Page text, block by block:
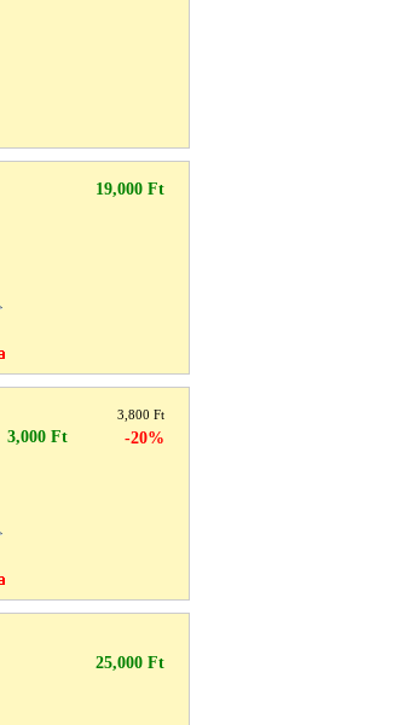
19,000 Ft
3,800 Ft
-20%
3,000 Ft
25,000 Ft